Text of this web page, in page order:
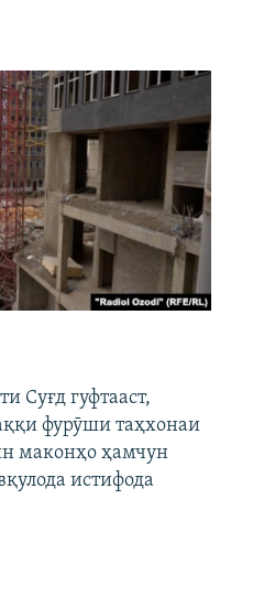
Суғд гуфтааст,
фурӯши таҳхонаи
маконҳо ҳамчун
истифода